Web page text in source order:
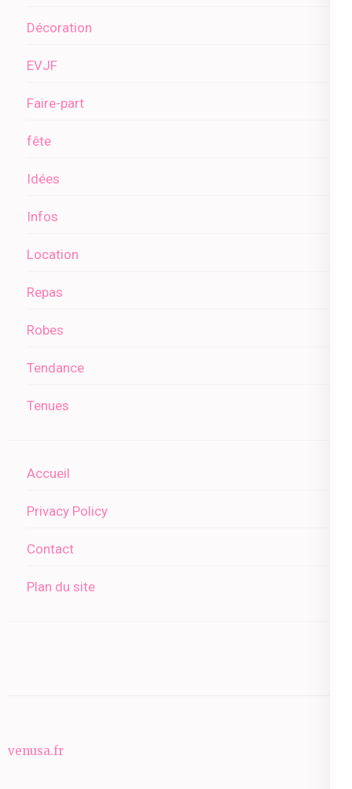
Décoration
EVJF
Faire-part
fête
Idées
Infos
Location
Repas
Robes
Tendance
Tenues
Accueil
Privacy Policy
Contact
Plan du site
venusa.fr